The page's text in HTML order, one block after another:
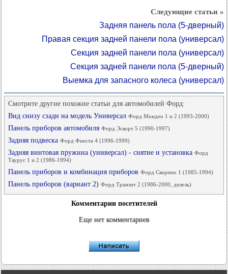
Следующие статьи »
Задняя панель пола (5-дверный)
Правая секция задней панели пола (универсал)
Секция задней панели пола (универсал)
Секция задней панели пола (5-дверный)
Выемка для запасного колеса (универсал)
Смотрите другие похожие статьи для автомобилей Форд:
Вид снизу сзади на модель Универсал Форд Мондео 1 и 2 (1993-2000)
Панель приборов автомобиля Форд Эскорт 5 (1990-1997)
Задняя подвеска Форд Фиеста 4 (1996-1999)
Задняя винтовая пружина (универсал) - снятие и установка Форд
Таурус 1 и 2 (1986-1994)
Панель приборов и комбинация приборов Форд Скорпио 1 (1985-1994)
Панель приборов (вариант 2) Форд Транзит 2 (1986-2000, дизель)
Комментарии посетителей
Еще нет комментариев